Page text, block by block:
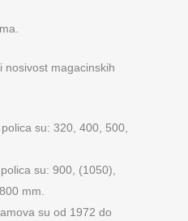
nosivost magacinskih
su: 320, 400, 500,
su: 900, (1050),
mm.
su od 1972 do